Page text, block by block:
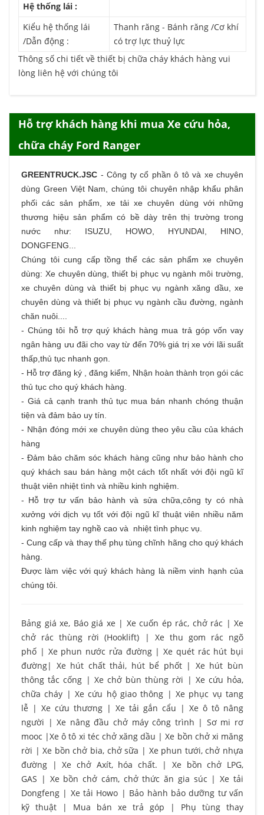
Hệ thống lái :
Kiểu hệ thống lái
/Dẫn động :
Thanh răng - Bánh răng /Cơ khí
có trợ lực thuỷ lực
Thông số chi tiết về thiết bị chữa cháy khách hàng vui
lòng liên hệ với chúng tôi
Hỗ trợ khách hàng khi mua Xe cứu hỏa,
chữa cháy Ford Ranger
GREENTRUCK.JSC - Công ty cổ phần ô tô và xe chuyên
dùng Green Việt Nam, chúng tôi chuyên nhập khẩu phân
phối các sản phẩm, xe tải xe chuyên dùng với những
thương hiệu sản phẩm có bề dày trên thị trường trong
nước như: ISUZU, HOWO, HYUNDAI, HINO,
DONGFENG...
Chúng tôi cung cấp tồng thể các sản phẩmxe chuyên
dùng: Xe chuyên dùng, thiết bị phục vụ ngành môi trường,
xe chuyên dùng và thiết bị phục vụ ngành xăng dầu, xe
chuyên dùng và thiết bị phục vụ ngành cầu đường, ngành
chăn nuôi....
- Chúng tôi hỗ trợ quý khách hàng mua trả gópvốn vay
ngân hàng ưu đãi cho vay từ đến 70% giá trị xe với lãi suất
thấp,thủ tục nhanh gọn.
- Hỗ trợ đăng ký , đăng kiểm, Nhận hoàn thành trọn gói các
thủ tục cho quý khách hàng.
- Giá cả cạnh tranh thủ tục mua bán nhanh chóng thuận
tiện và đảm bảo uy tín.
- Nhận đóng mới xe chuyên dùng theo yêu cầu của khách
hàng
- Đảm bảo chăm sóc khách hàng cũng như bảo hành cho
quý khách sau bán hàng một cách tốt nhất với đội ngũ kĩ
thuật viên nhiệt tình và nhiều kinh nghiệm.
- Hỗ trợ tư vấn bảo hành và sửa chữa,công ty có nhà
xưởng với dịch vụ tốt với đội ngũ kĩ thuật viên nhiều năm
kinh nghiệm tay nghề cao và nhiệt tình phục vụ.
- Cung cấp và thay thế phụ tùng chĩnh hãng cho quý khách
hàng.
Được làm việc với quý khách hàng là niềm vinh hạnh của
chúng tôi.
Bảng giá xe, Báo giá xe | Xe cuốn ép rác, chở rác | Xe
chở rác thùng rời (Hooklift) | Xe thu gom rác ngõ
phố | Xe phun nước rửa đường| Xe quét rác hút bụi
đường| Xe hút chất thải, hút bể phốt| Xe hút bùn
thông tắc cống | Xe chở bùn thùng rời | Xe cứu hỏa,
chữa cháy |Xe cứu hộ giao thông |Xe phục vụ tang
lễ | Xe cứu thương | Xe tải gắn cẩu | Xe ô tô nâng
người |Xe nâng đầu chở máy công trình | Sơ mi rơ
mooc |Xe ô tô xi téc chở xăng dầu |Xe bồn chở xi măng
rời |Xe bồn chở bia, chở sữa | Xe phun tưới, chở nhựa
đường |Xe chở Axít, hóa chất. |Xe bồn chở LPG,
GAS | Xe bồn chở cám, chở thức ăn gia súc |Xe tải
Dongfeng | Xe tải Howo | Bảo hành bảo dưỡng tư vấn
kỹ thuật | Mua bán xe trả góp | Phụ tùng thay